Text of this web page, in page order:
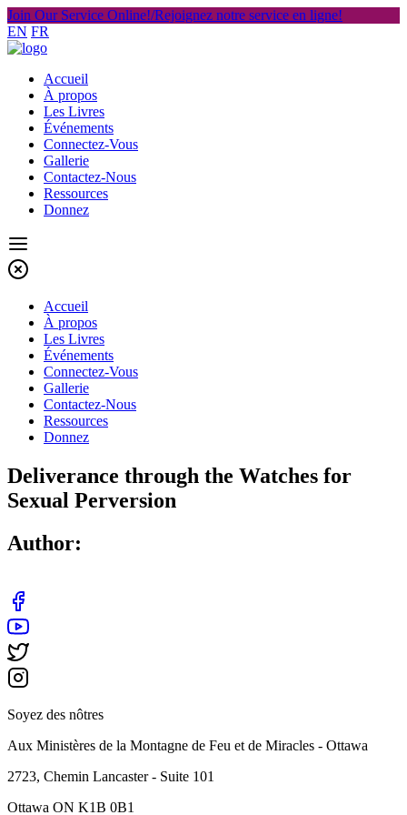
Join Our Service Online!/Rejoignez notre service en ligne!
EN FR
Accueil
À propos
Les Livres
Événements
Connectez-Vous
Gallerie
Contactez-Nous
Ressources
Donnez
Accueil
À propos
Les Livres
Événements
Connectez-Vous
Gallerie
Contactez-Nous
Ressources
Donnez
Deliverance through the Watches for
Sexual Perversion
Author:
Soyez des nôtres
Aux Ministères de la Montagne de Feu et de Miracles - Ottawa
2723, Chemin Lancaster - Suite 101
Ottawa ON K1B 0B1